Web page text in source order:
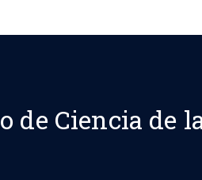
de Ciencia de